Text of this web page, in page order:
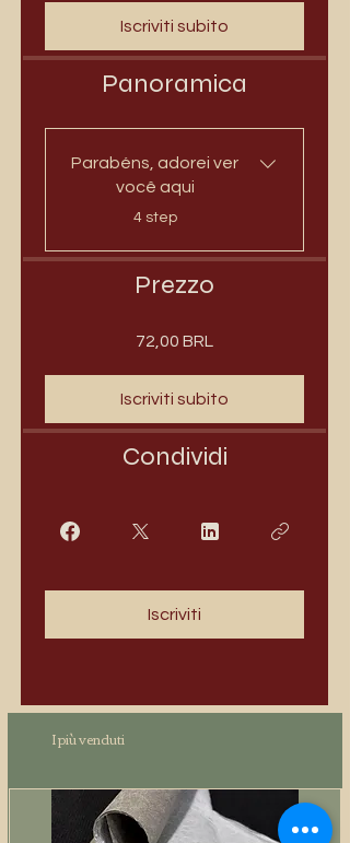
Iscriviti subito
Panoramica
Parabéns, adorei ver
você aqui
.
4 step
Prezzo
72,00 BRL
Iscriviti subito
Condividi
Iscriviti
I più venduti